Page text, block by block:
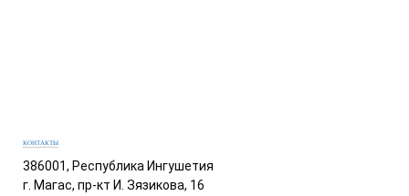
КОНТАКТЫ
386001, Республика Ингушетия
г. Магас, пр-кт И. Зязикова, 16